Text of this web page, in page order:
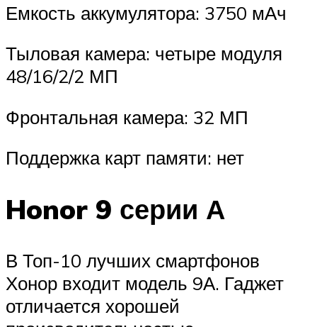
Емкость аккумулятора: 3750 мАч
Тыловая камера: четыре модуля
48/16/2/2 МП
Фронтальная камера: 32 МП
Поддержка карт памяти: нет
Honor 9 серии А
В Топ-10 лучших смартфонов
Хонор входит модель 9А. Гаджет
отличается хорошей